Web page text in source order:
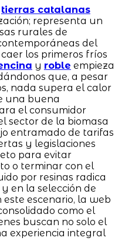
tierras catalanas
representa un
rurales de
del
los primeros fríos
y roble empieza
que, a pesar
nada supera el calor
una buena
el consumidor
sector de la biomasa
entramado de tarifas
y legislaciones
para evitar
o terminar con el
por resinas radica
en la selección de
escenario, la web
como el
buscan no solo el
experiencia integral